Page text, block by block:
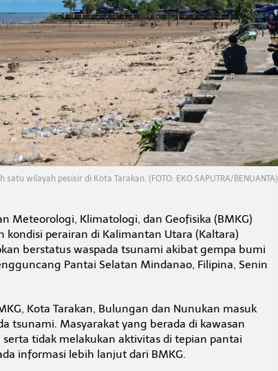
satu wilayah pesisir di Kota Tarakan. (FOTO: EKO SAPUTRA/BENUANTA)
Meteorologi, Klimatologi, dan Geofisika (BMKG)
perairan di Kalimantan Utara (Kaltara)
berstatus waspada tsunami akibat gempa bumi
Pantai Selatan Mindanao, Filipina, Senin
Kota Tarakan, Bulungan dan Nunukan masuk
tsunami. Masyarakat yang berada di kawasan
tidak melakukan aktivitas di tepian pantai
informasi lebih lanjut dari BMKG.